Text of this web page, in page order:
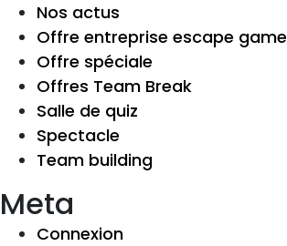
Nos actus
Offre entreprise escape game
Offre spéciale
Offres Team Break
Salle de quiz
Spectacle
Team building
Meta
Connexion